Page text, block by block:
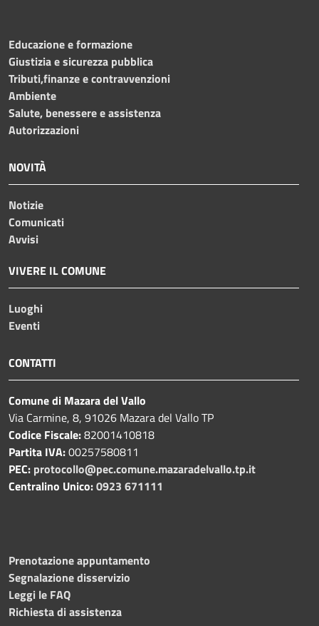
Educazione e formazione
Giustizia e sicurezza pubblica
Tributi,finanze e contravvenzioni
Ambiente
Salute, benessere e assistenza
Autorizzazioni
NOVITÀ
Notizie
Comunicati
Avvisi
VIVERE IL COMUNE
Luoghi
Eventi
CONTATTI
Comune di Mazara del Vallo
Via Carmine, 8, 91026 Mazara del Vallo TP
Codice Fiscale:82001410818
Partita IVA:00257580811
PEC: protocollo@pec.comune.mazaradelvallo.tp.it
Centralino Unico:0923 671111
Prenotazione appuntamento
Segnalazione disservizio
Leggi le FAQ
Richiesta di assistenza